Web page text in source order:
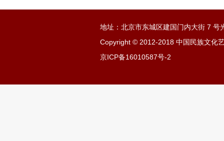
地址：北京市东城区建国门内大街 7 号
Copyright © 2012-2018 中国民族文化
京ICP备16010587号-2